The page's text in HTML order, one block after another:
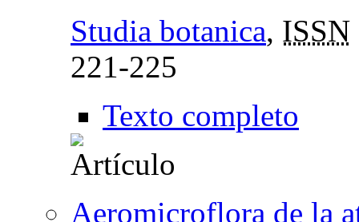
Studia botanica, ISSN
221-225
Texto completo
Aeromicroflora de la